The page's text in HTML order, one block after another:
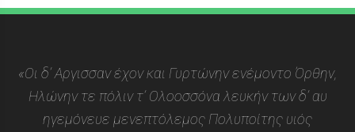
«Οι δ’ Αργισσαν έχον και Γυρτώνην ενέμοντο Όρθην,
Ηλώνην τε πόλιν τ’ Ολοοσσόνα λευκήν των δ’ αυ
ηγεμόνευε μενεπτόλεμος Πολυποίτης υιός